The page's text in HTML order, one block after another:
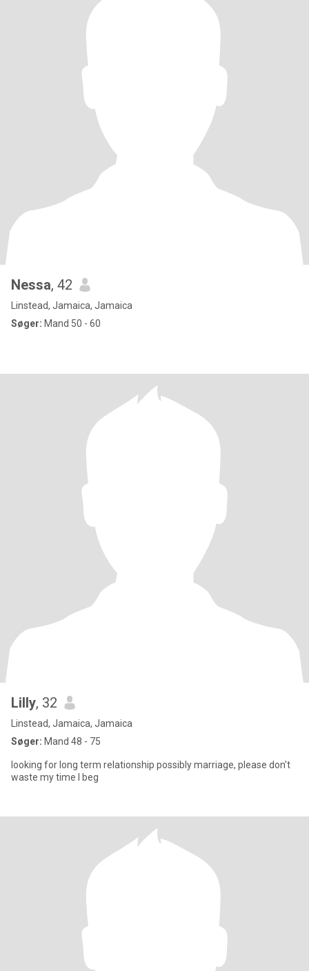
Nessa, 42
Linstead, Jamaica, Jamaica
Søger: Mand 50 - 60
Lilly, 32
Linstead, Jamaica, Jamaica
Søger: Mand 48 - 75
looking for long term relationship possibly marriage, please don't
waste my time I beg